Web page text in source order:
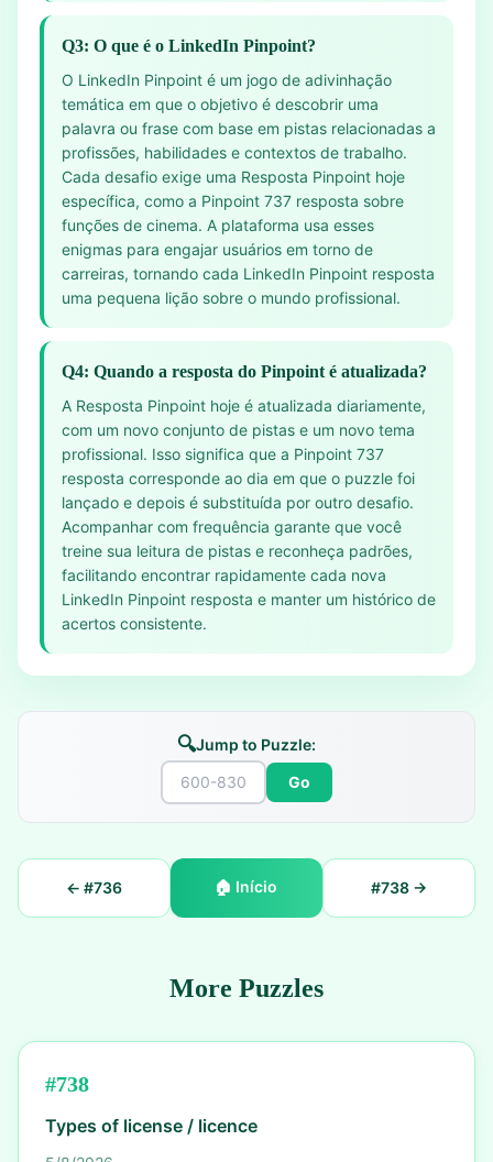
Q3: O que é o LinkedIn Pinpoint?
O LinkedIn Pinpoint é um jogo de adivinhação
temática em que o objetivo é descobrir uma
palavra ou frase com base em pistas relacionadas a
profissões, habilidades e contextos de trabalho.
Cada desafio exige uma Resposta Pinpoint hoje
específica, como a Pinpoint 737 resposta sobre
funções de cinema. A plataforma usa esses
enigmas para engajar usuários em torno de
carreiras, tornando cada LinkedIn Pinpoint resposta
uma pequena lição sobre o mundo profissional.
Q4: Quando a resposta do Pinpoint é atualizada?
A Resposta Pinpoint hoje é atualizada diariamente,
com um novo conjunto de pistas e um novo tema
profissional. Isso significa que a Pinpoint 737
resposta corresponde ao dia em que o puzzle foi
lançado e depois é substituída por outro desafio.
Acompanhar com frequência garante que você
treine sua leitura de pistas e reconheça padrões,
facilitando encontrar rapidamente cada nova
LinkedIn Pinpoint resposta e manter um histórico de
acertos consistente.
🔍Jump to Puzzle:
Go
← #736 🏠 Início #738→
More Puzzles
#738
Types of license / licence